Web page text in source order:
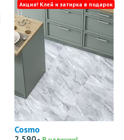
Cosmo
Акция! Клей и затирка в подарок